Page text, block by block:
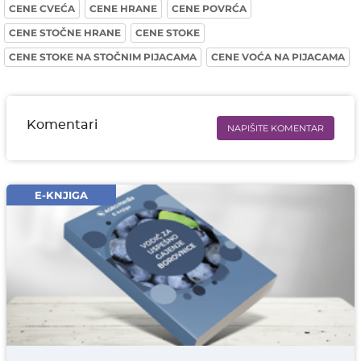
CENE CVEĆA CENE HRANE
CENE POVRĆA
CENE STOČNE HRANE
CENE STOKE
CENE STOKE NA STOČNIM PIJACAMA
CENE VOĆA NA PIJACAMA
Komentari NAPIŠITE KOMENTAR
Email* obavezno
Komentar* obavezno
E-KNJIGA